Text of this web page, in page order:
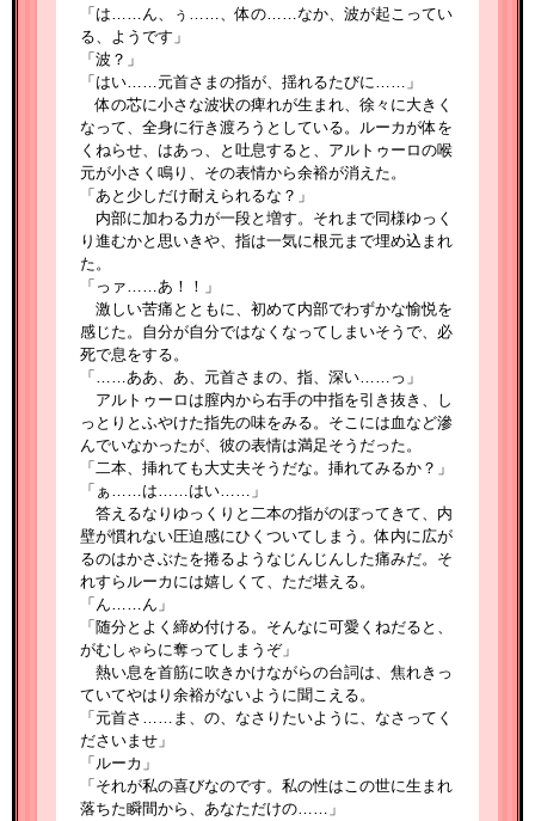
「は……ん、ぅ……、体の……なか、波が起こってい
る、ようです」
「波？」
「はい……元首さまの指が、揺れるたびに……」
体の芯に小さな波状の痺れが生まれ、徐々に大きく
なって、全身に行き渡ろうとしている。ルーカが体を
くねらせ、はあっ、と吐息すると、アルトゥーロの喉
元が小さく鳴り、その表情から余裕が消えた。
「あと少しだけ耐えられるな？」
内部に加わる力が一段と増す。それまで同様ゆっく
り進むかと思いきや、指は一気に根元まで埋め込まれ
た。
「っァ……あ！！」
激しい苦痛とともに、初めて内部でわずかな愉悦を
感じた。自分が自分ではなくなってしまいそうで、必
死で息をする。
「……ああ、あ、元首さまの、指、深い……っ」
アルトゥーロは膣内から右手の中指を引き抜き、し
っとりとふやけた指先の味をみる。そこには血など滲
んでいなかったが、彼の表情は満足そうだった。
「二本、挿れても大丈夫そうだな。挿れてみるか？」
「ぁ……は……はい……」
答えるなりゆっくりと二本の指がのぼってきて、内
壁が慣れない圧迫感にひくついてしまう。体内に広が
るのはかさぶたを捲るようなじんじんした痛みだ。そ
れすらルーカには嬉しくて、ただ堪える。
「ん……ん」
「随分とよく締め付ける。そんなに可愛くねだると、
がむしゃらに奪ってしまうぞ」
熱い息を首筋に吹きかけながらの台詞は、焦れきっ
ていてやはり余裕がないように聞こえる。
「元首さ……ま、の、なさりたいように、なさってく
ださいませ」
「ルーカ」
「それが私の喜びなのです。私の性はこの世に生まれ
落ちた瞬間から、あなただけの……」